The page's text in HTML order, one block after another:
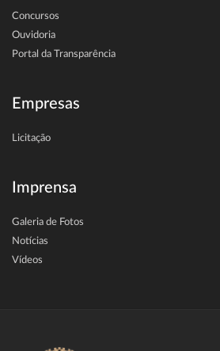
Concursos
Ouvidoria
Portal da Transparência
Empresas
Licitação
Imprensa
Galeria de Fotos
Notícias
Vídeos